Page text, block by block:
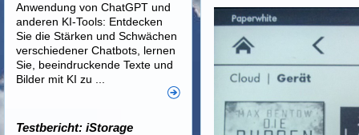
Anwendung von ChatGPT und
anderen KI-Tools: Entdecken
Sie die Stärken und Schwächen
verschiedener Chatbots, lernen
Sie, beeindruckende Texte und
Bilder mit KI zu ...
Testbericht: iStorage